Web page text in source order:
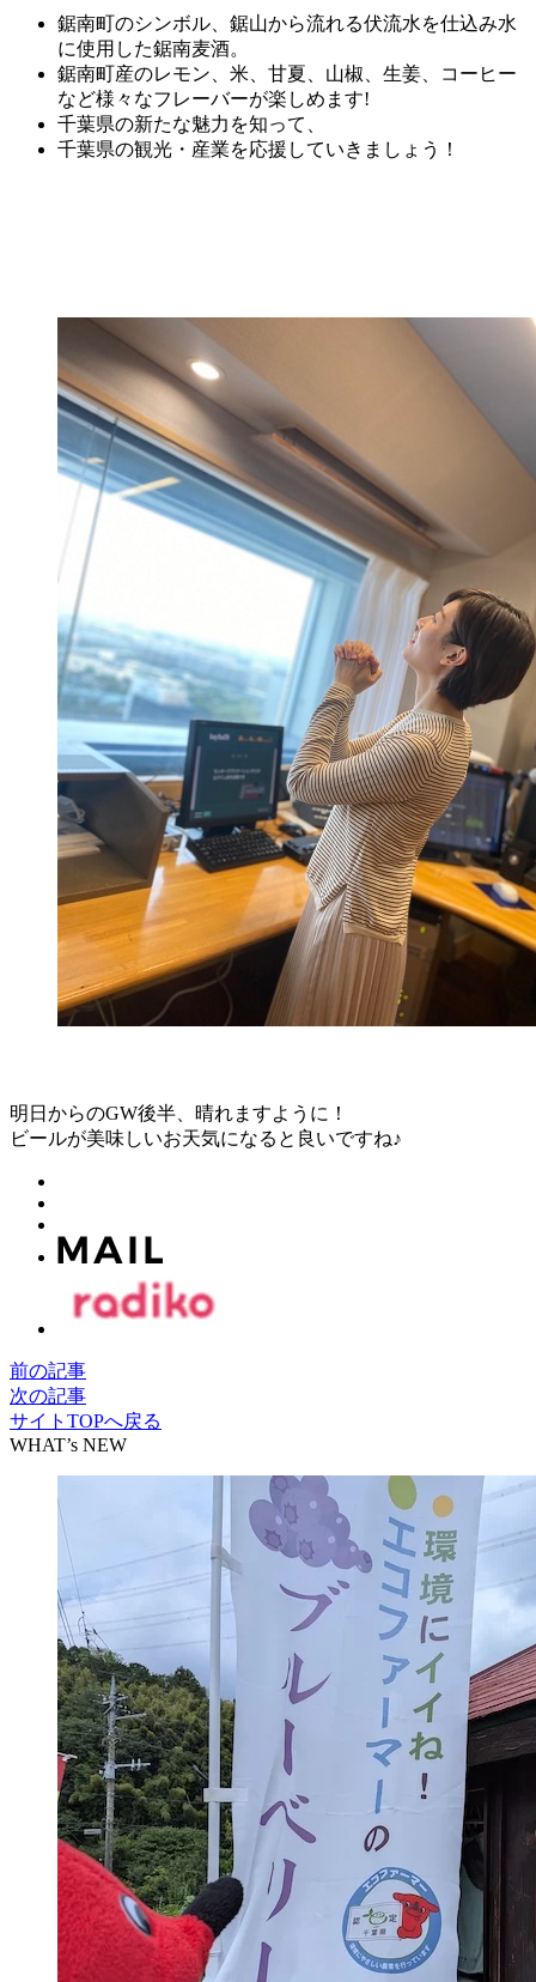
鋸南町のシンボル、鋸山から流れる伏流水を仕込み水
に使用した鋸南麦酒。
鋸南町産のレモン、米、甘夏、山椒、生姜、コーヒー
など様々なフレーバーが楽しめます!
千葉県の新たな魅力を知って、
千葉県の観光・産業を応援していきましょう！
明日からのGW後半、晴れますように！
ビールが美味しいお天気になると良いですね♪
前の記事
次の記事
サイトTOPへ戻る
WHAT’s NEW